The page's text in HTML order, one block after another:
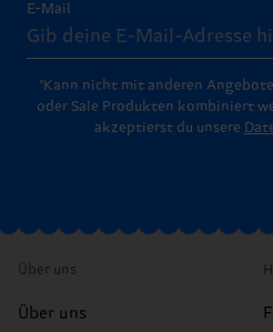
E-Mail
*Kann nicht mit anderen
oder Sale Produkten kombiniert
akzeptierst du unsere
Über uns
Über uns